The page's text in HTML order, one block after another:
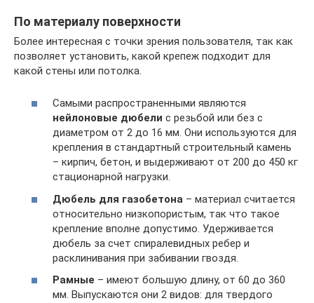
По материалу поверхности
Более интересная с точки зрения пользователя, так как
позволяет установить, какой крепеж подходит для
какой стены или потолка.
Самыми распространенными являются
нейлоновые дюбели с резьбой или без с
диаметром от 2 до 16 мм. Они используются для
крепления в стандартный строительный камень
– кирпич, бетон, и выдерживают от 200 до 450 кг
стационарной нагрузки.
Дюбель для газобетона – материал считается
относительно низкопористым, так что такое
крепление вполне допустимо. Удерживается
дюбель за счет спиралевидных ребер и
расклинивания при забивании гвоздя.
Рамные – имеют большую длину, от 60 до 360
мм. Выпускаются они 2 видов: для твердого